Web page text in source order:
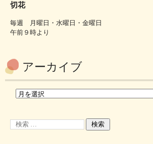
切花
毎週 月曜日・水曜日・金曜日
午前９時より
アーカイブ